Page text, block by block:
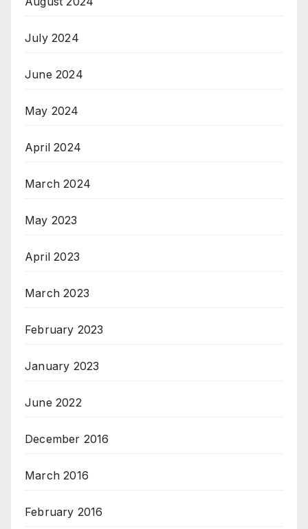
July 2024
June 2024
May 2024
April 2024
March 2024
May 2023
April 2023
March 2023
February 2023
January 2023
June 2022
December 2016
March 2016
February 2016